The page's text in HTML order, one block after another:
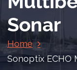
Sonar
Home
Sonoptix ECHO